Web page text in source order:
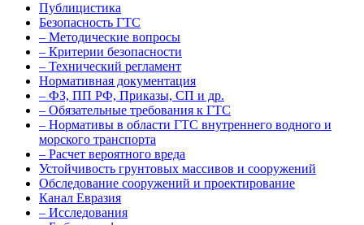
Публицистика
Безопасность ГТС
– Методические вопросы
– Критерии безопасности
– Технический регламент
Нормативная документация
– ФЗ, ПП РФ, Приказы, СП и др.
– Обязательные требования к ГТС
– Нормативы в области ГТС внутреннего водного и
морского транспорта
– Расчет вероятного вреда
Устойчивость грунтовых массивов и сооружений
Обследование сооружений и проектирование
Канал Евразия
– Исследования